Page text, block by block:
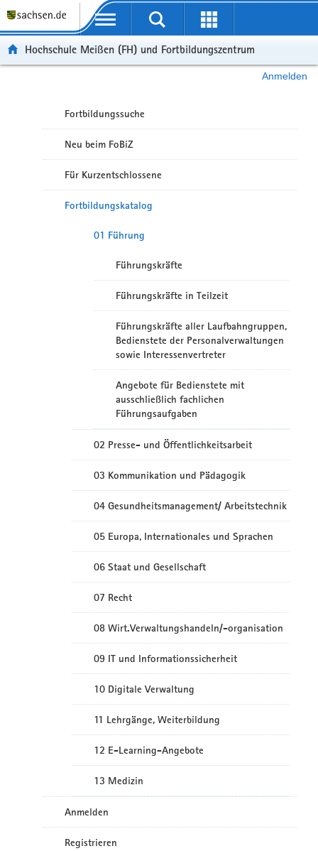
Portalübergreifende Navigation
Hochschule Meißen (FH) und Fortbildungszentrum
Anmelden
Fortbildungssuche
Neu beim FoBiZ
Für Kurzentschlossene
Fortbildungskatalog
01 Führung
Führungskräfte
Führungskräfte in Teilzeit
Führungskräfte aller Laufbahngruppen,
Bedienstete der Personalverwaltungen
sowie Interessenvertreter
Angebote für Bedienstete mit
ausschließlich fachlichen
Führungsaufgaben
02 Presse- und Öffentlichkeitsarbeit
03 Kommunikation und Pädagogik
04 Gesundheitsmanagement/ Arbeitstechnik
05 Europa, Internationales und Sprachen
06 Staat und Gesellschaft
07 Recht
08 Wirt.Verwaltungshandeln/-organisation
09 IT und Informationssicherheit
10 Digitale Verwaltung
11 Lehrgänge, Weiterbildung
12 E-Learning-Angebote
13 Medizin
Anmelden
Registrieren